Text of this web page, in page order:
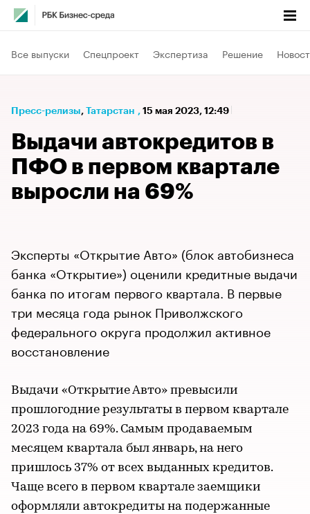
Все выпуски Спецпроект Экспертиза Решение
Пресс-релизы⁠, Татарстан , 15 мая 2023, 12:49
Выдачи автокредитов в
ПФО в первом квартале
выросли на 69%
Эксперты «Открытие Авто» (блок автобизнеса
банка «Открытие») оценили кредитные выдачи
банка по итогам первого квартала. В первые
три месяца года рынок Приволжского
федерального округа продолжил активное
восстановление
Выдачи «Открытие Авто» превысили
прошлогодние результаты в первом квартале
2023 года на 69%. Самым продаваемым
месяцем квартала был январь, на него
пришлось 37% от всех выданных кредитов.
Чаще всего в первом квартале заемщики
оформляли автокредиты на подержанные